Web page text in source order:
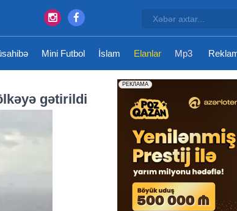
Mini Futbol İslam Elanlar Mp3
gətirildi